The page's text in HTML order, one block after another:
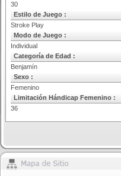
30
Estilo de Juego :
Stroke Play
Modo de Juego :
Individual
Categoría de Edad :
Benjamín
Sexo :
Femenino
Limitación Hándicap Femenino :
36